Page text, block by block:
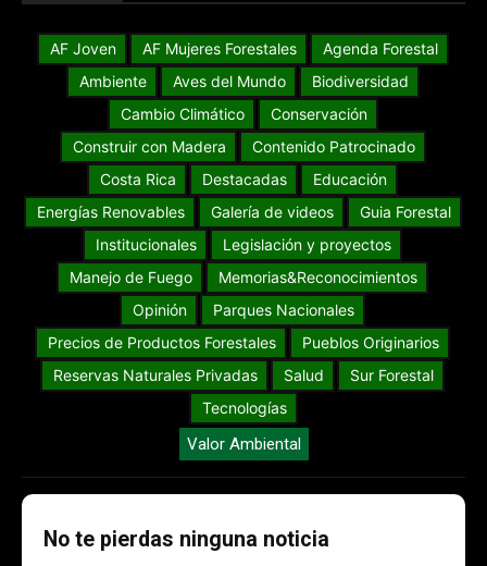
AF Joven AF Mujeres Forestales
Agenda Forestal
Ambiente
Aves del Mundo
Biodiversidad
Cambio Climático
Conservación
Construir con Madera
Contenido Patrocinado
Costa Rica
Destacadas
Educación
Energías Renovables
Galería de videos
Guia Forestal
Institucionales
Legislación y proyectos
Manejo de Fuego
Memorias&Reconocimientos
Opinión
Parques Nacionales
Precios de Productos Forestales
Pueblos Originarios
Reservas Naturales Privadas
Salud
Sur Forestal
Tecnologías
Valor Ambiental
No te pierdas ninguna noticia